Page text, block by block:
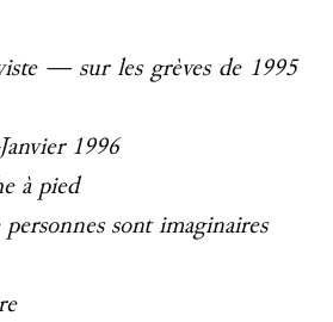
— sur les grèves de 1995
1996
à pied
personnes sont imaginaires